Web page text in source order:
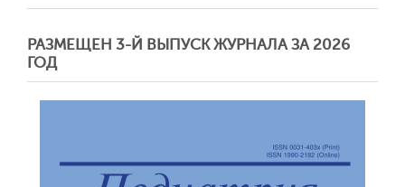
РАЗМЕЩЕН 3-Й ВЫПУСК ЖУРНАЛА ЗА 2026
ГОД